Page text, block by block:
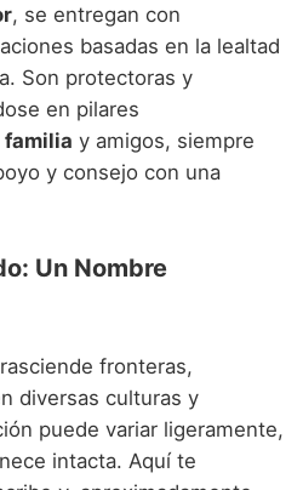
, se entregan con
basadas en la lealtad
Son protectoras y
en pilares
familia y amigos, siempre
y consejo con una
Un Nombre
fronteras,
diversas culturas y
puede variar ligeramente,
intacta. Aquí te